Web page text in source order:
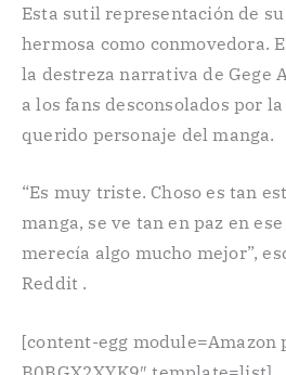
Esta sutil representación de
hermosa como conmovedora.
la destreza narrativa de Gege
a los fans desconsolados por
querido personaje del manga.
“Es muy triste. Choso es tan
manga, se ve tan en paz en
merecía algo mucho mejor”,
Reddit .
[content-egg module=Amazon